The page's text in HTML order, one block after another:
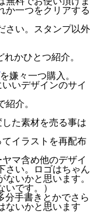
か一つをクリアする
さい。スタンプ以外
かひとつ紹介。
を嫌々一つ購入。
いいデザインのサイ
紹介。
た素材を売る事は
イラストを再配布
マ含め他のデザイ
さい。ロゴはちゃん
いかと思います。
です。）
分手書きとかでさら
ないかと思います